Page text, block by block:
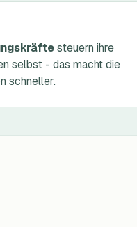
steuern ihre
selbst - das macht die
schneller.